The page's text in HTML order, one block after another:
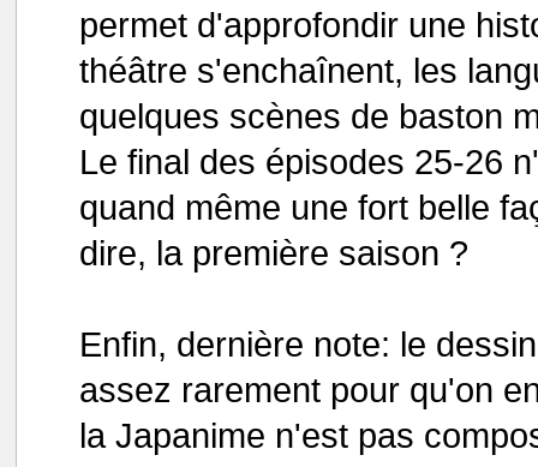
permet d'approfondir une
théâtre s'enchaînent, les
quelques scènes de baston
Le final des épisodes 25-26
quand même une fort belle
dire, la première saison ?
Enfin, dernière note: le
assez rarement pour qu'on
la Japanime n'est pas